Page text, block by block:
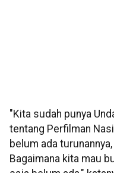
"Kita sudah punya
tentang Perfilman
belum ada
Bagaimana kita mau